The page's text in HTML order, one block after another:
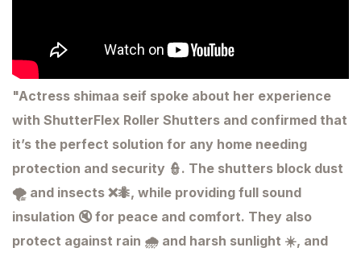
"Actress shimaa seif spoke about her experience
with ShutterFlex Roller Shutters and confirmed that
it’s the perfect solution for any home needing
protection and security 👮. The shutters block dust
🌪️ and insects ❌🐜, while providing full sound
insulation 🔇 for peace and comfort. They also
protect against rain 🌧️ and harsh sunlight ☀️, and